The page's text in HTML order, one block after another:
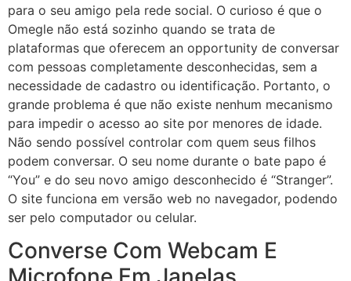
para o seu amigo pela rede social. O curioso é que o
Omegle não está sozinho quando se trata de
plataformas que oferecem an opportunity de conversar
com pessoas completamente desconhecidas, sem a
necessidade de cadastro ou identificação. Portanto, o
grande problema é que não existe nenhum mecanismo
para impedir o acesso ao site por menores de idade.
Não sendo possível controlar com quem seus filhos
podem conversar. O seu nome durante o bate papo é
“You” e do seu novo amigo desconhecido é “Stranger”.
O site funciona em versão web no navegador, podendo
ser pelo computador ou celular.
Converse Com Webcam E